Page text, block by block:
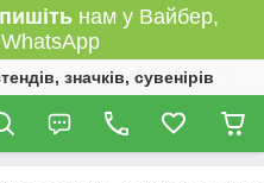
нам у Вайбер,
значків, сувенірів